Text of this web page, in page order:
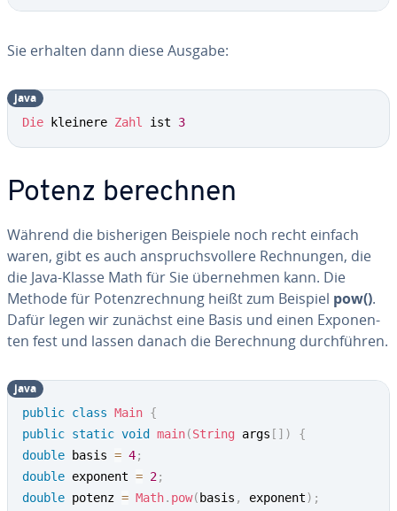
Sie erhalten dann diese Ausgabe:
Die kleinere Zahl ist 3
java
Potenz berechnen
Während die bis­he­ri­gen Beispiele noch recht einfach
waren, gibt es auch an­spruchs­vol­le­re Rech­nun­gen, die
die Java-Klasse Math für Sie über­neh­men kann. Die
Methode für Po­tenz­rech­nung heißt zum Beispiel pow().
Dafür legen wir zunächst eine Basis und einen Ex­po­nen­
ten fest und lassen danach die Be­rech­nung durch­füh­ren.
public class Main {
public static void main(String args [ ] )
{
double basis = 4;
double exponent = 2;
double potenz = Math. pow( basis , exponent) ;
java